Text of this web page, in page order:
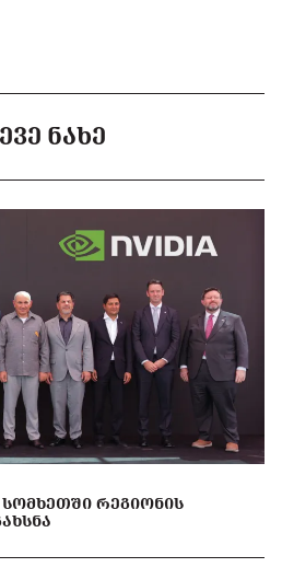
ᲜᲐᲮᲔ
ᲡᲝᲛᲮᲔᲗᲨᲘ ᲠᲔᲒᲘᲝᲜᲘᲡ